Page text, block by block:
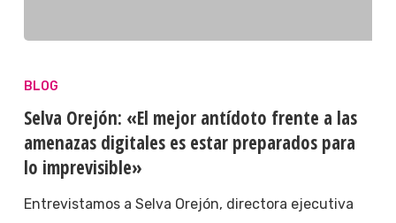
BLOG
Selva Orejón: «El mejor antídoto frente a las
amenazas digitales es estar preparados para
lo imprevisible»
Entrevistamos a Selva Orejón, directora ejecutiva